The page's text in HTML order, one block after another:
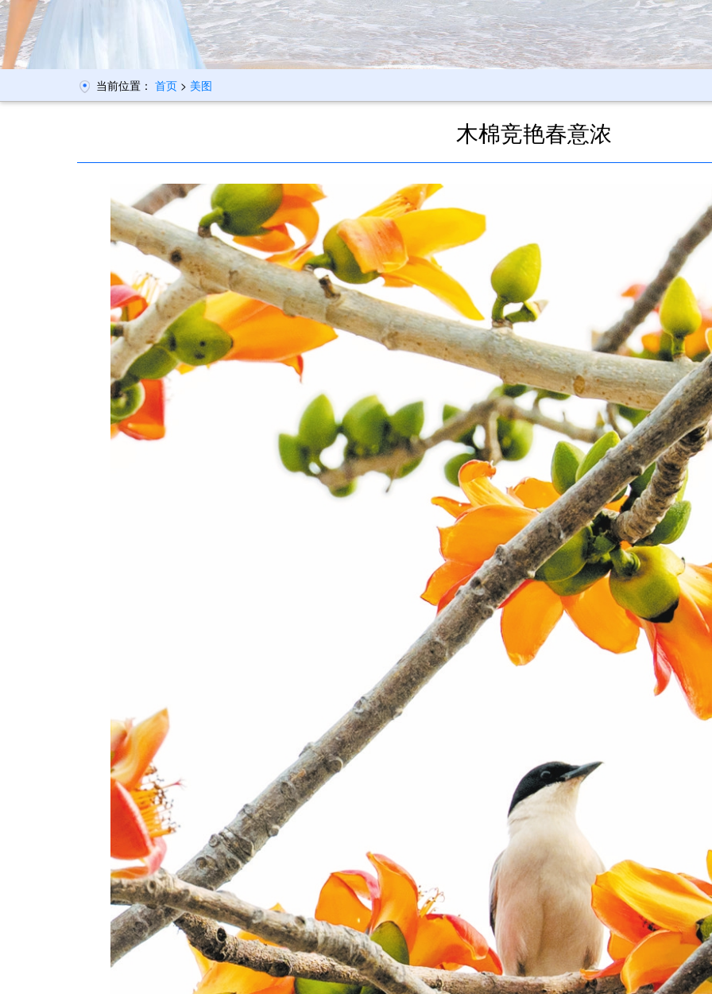
当前位置： 首页 > 美图
木棉竞艳春意浓